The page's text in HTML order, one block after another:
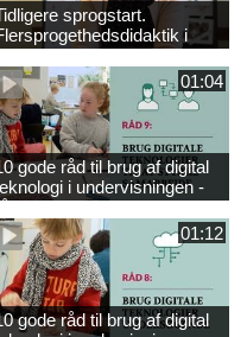
sprogstart.
i
og tysk
01:04
gode råd til brug af digital
i undervisningen -
9
01:12
gode råd til brug af digital